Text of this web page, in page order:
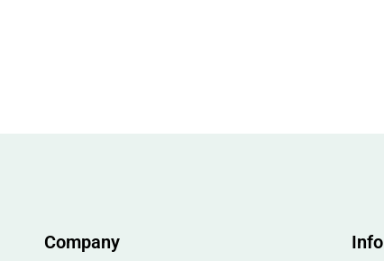
Company Info